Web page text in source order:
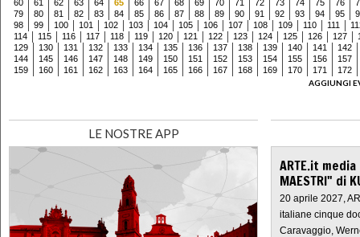
60 61 62 63 64 65 66 67 68 69 70 71 72 73 74 75 76
79
80 81 82 83 84 85 86 87 88 89 90 91 92 93 94 95
98
99 100 101 102 103 104 105 106 107 108 109 110 111
114
115 116 117 118 119 120 121 122 123 124 125 126 127
129
130 131 132 133 134 135 136 137 138 139 140 141
142
144
145 146 147 148 149 150 151 152 153 154 155 156
157
159
160 161 162 163 164 165 166 167 168 169 170 171
172
AGGIUNGI
LE NOSTRE APP
ARTE.it
MAESTRI" di
20 aprile 2027,
italiane cinque
Caravaggio,